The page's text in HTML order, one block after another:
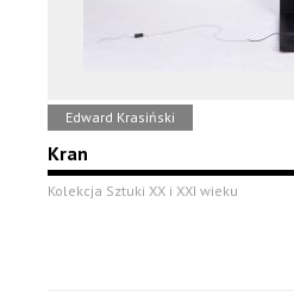
Edward Krasiński
Kran
Kolekcja Sztuki XX i XXI wieku